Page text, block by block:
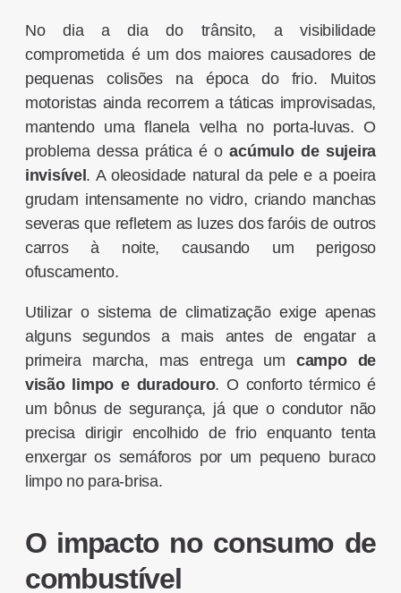
No dia a dia do trânsito, a visibilidade
comprometida é um dos maiores causadores de
pequenas colisões na época do frio. Muitos
motoristas ainda recorrem a táticas improvisadas,
mantendo uma flanela velha no porta-luvas. O
problema dessa prática é oacúmulo de sujeira
invisível. A oleosidade natural da pele e a poeira
grudam intensamente no vidro, criando manchas
severas que refletem as luzes dos faróis de outros
carros à noite, causando um perigoso
ofuscamento.
Utilizar o sistema de climatização exige apenas
alguns segundos a mais antes de engatar a
primeira marcha, mas entrega um campo de
visão limpo e duradouro. O conforto térmico é
um bônus de segurança, já que o condutor não
precisa dirigir encolhido de frio enquanto tenta
enxergar os semáforos por um pequeno buraco
limpo no para-brisa.
O impacto no consumo de
combustível